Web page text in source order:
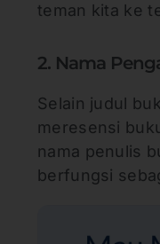
teman kita ke
2. Nama
Selain judul
meresensi
nama penulis
berfungsi